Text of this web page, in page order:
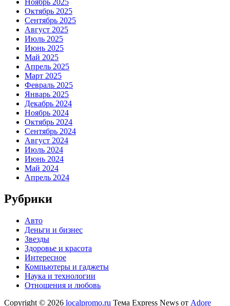
Октябрь 2025
Сентябрь 2025
Август 2025
Июль 2025
Июнь 2025
Май 2025
Апрель 2025
Март 2025
Февраль 2025
Январь 2025
Декабрь 2024
Ноябрь 2024
Октябрь 2024
Сентябрь 2024
Август 2024
Июль 2024
Июнь 2024
Май 2024
Апрель 2024
Рубрики
Авто
Деньги и бизнес
Звезды
Здоровье и красота
Интересное
Компьютеры и гаджеты
Наука и технологии
Отношения и любовь
Copyright © 2026 localpromo.ru Тема Express News от Adore